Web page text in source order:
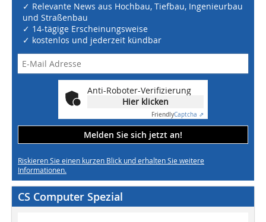
✓ Relevante News aus Hochbau, Tiefbau, Ingenieurbau
und Straßenbau
✓ 14-tägige Erscheinungsweise
✓ kostenlos und jederzeit kündbar
Anti-Roboter-Verifizierung
Hier klicken
FriendlyCaptcha ⇗
Melden Sie sich jetzt an!
Riskieren Sie einen kurzen Blick und erhalten Sie weitere
Informationen.
CS Computer Spezial